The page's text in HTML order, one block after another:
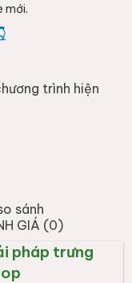
mới.
trình hiện
sánh
GIÁ (0)
pháp trưng